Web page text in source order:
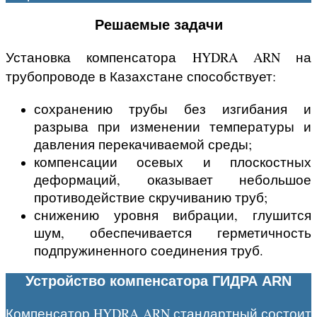
Решаемые задачи
Установка компенсатора HYDRA ARN на
трубопроводе в Казахстане способствует:
сохранению трубы без изгибания и
разрыва при изменении температуры и
давления перекачиваемой среды;
компенсации осевых и плоскостных
деформаций, оказывает небольшое
противодействие скручиванию труб;
снижению уровня вибрации, глушится
шум, обеспечивается герметичность
подпружиненного соединения труб.
Устройство компенсатора ГИДРА ARN
Компенсатор HYDRA ARN стандартный состоит